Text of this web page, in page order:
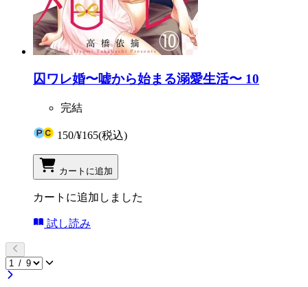
囚ワレ婚〜嘘から始まる溺愛生活〜 10
完結
150/¥165(税込)
カートに追加
カートに追加しました
試し読み